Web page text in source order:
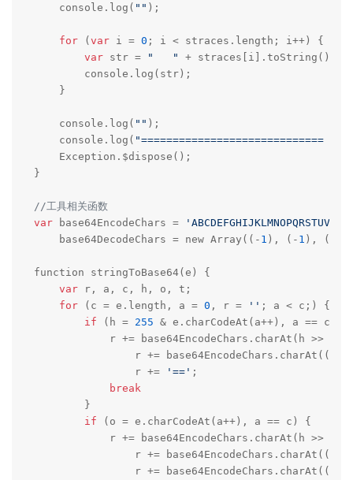
    console.log(
"" );
for ( var i = 0 ; i < straces.length; i++) {
var str = "   "
+ straces[i].toString();
        console.log(str);
    }
    console.log(
"" );
    console.log(
"=============================
    Exception.$dispose();
}
//工具相关函数
var base64EncodeChars =
    base64DecodeChars = new Array((-
1 ), (- 1 ), (-
function stringToBase64(e) {
var r, a, c, h, o, t;
for (c = e.length, a = 0 , r = '' ; a < c;) {
if (h = 255 & e.charCodeAt(a++), a == c) {
            r += base64EncodeChars.charAt(h >>
                r += base64EncodeChars.charAt((
                r +=
'==' ;
break
        }
if (o = e.charCodeAt(a++), a == c) {
            r += base64EncodeChars.charAt(h >>
                r += base64EncodeChars.charAt((
                r += base64EncodeChars.charAt((